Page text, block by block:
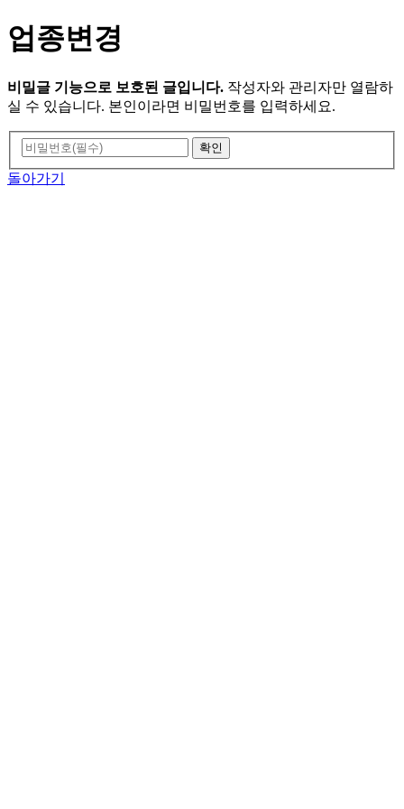
업종변경
비밀글 기능으로 보호된 글입니다. 작성자와 관리자만 열람하
실 수 있습니다. 본인이라면 비밀번호를 입력하세요.
돌아가기